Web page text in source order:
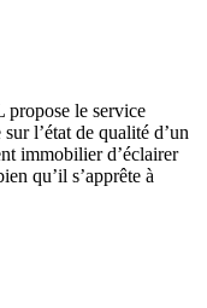
le service
l’état de qualité d’un
immobilier d’éclairer
qu’il s’apprête à